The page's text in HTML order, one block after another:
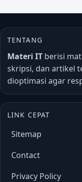
TENTANG
Materi IT berisi
skripsi, dan artikel
dioptimasi agar
LINK CEPAT
Sitemap
Contact
Privacy Policy